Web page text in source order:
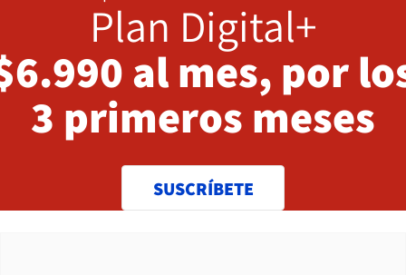
Plan Digital+
al mes, por
3 primeros meses
SUSCRÍBETE